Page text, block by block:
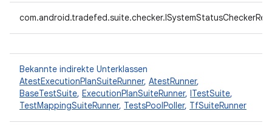
Bekannte indirekte Unterklassen
AtestExecutionPlanSuiteRunner, AtestRunner,
BaseTestSuite, ExecutionPlanSuiteRunner, ITestSuite,
TestMappingSuiteRunner, TestsPoolPoller, TfSuiteRunner